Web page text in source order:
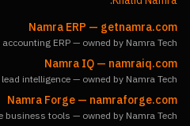
Namra ERP — getnamra.com
ERP — owned by Namra Tech
Namra IQ— namraiq.com
intelligence — owned by Namra Tech
Namra Forge— namraforge.com
business tools — owned by Namra Tech